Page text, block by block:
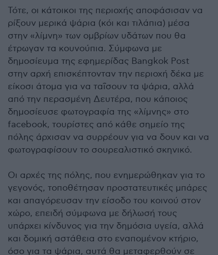
Τότε, οι κάτοικοι της περιοχής αποφάσισαν να
ρίξουν μερικά ψάρια (κόι και τιλάπια) μέσα
στην «λίμνη» των ομβρίων υδάτων που θα
έτρωγαν τα κουνούπια. Σύμφωνα με
δημοσίευμα της εφημερίδας Bangkok Post
στην αρχή επισκέπτονταν την περιοχή δέκα με
είκοσι άτομα για να ταΐσουν τα ψάρια, αλλά
από την περασμένη Δευτέρα, που κάποιος
δημοσίευσε φωτογραφία της «λίμνης» στο
facebook, τουρίστες από κάθε σημείο της
πόλης άρχισαν να συρρέουν για να δουν και να
φωτογραφίσουν το σουρεαλιστικό σκηνικό.
Οι αρχές της πόλης, που ενημερώθηκαν για το
γεγονός, τοποθέτησαν προστατευτικές μπάρες
και απαγόρευσαν την είσοδο του κοινού στον
χώρο, επειδή σύμφωνα με δήλωσή τους
υπάρχει κίνδυνος για την δημόσια υγεία, αλλά
και δομική αστάθεια στο εναπομένον κτήριο,
όσο για τα ψάρια, αυτά θα μεταφερθούν σε